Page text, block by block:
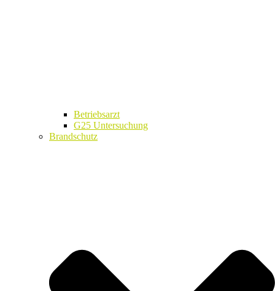
Betriebsarzt
G25 Untersuchung
Brandschutz